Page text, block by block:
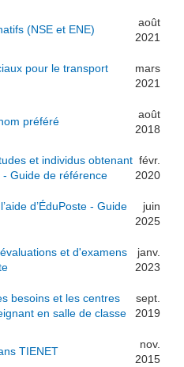
(NSE et ENE)
août
2021
pour le transport
mars
2021
préféré
août
2018
et individus obtenant
Guide de référence
févr.
2020
d’ÉduPoste - Guide
juin
2025
et d'examens
janv.
2023
besoins et les centres
en salle de classe
sept.
2019
TIENET
nov.
2015